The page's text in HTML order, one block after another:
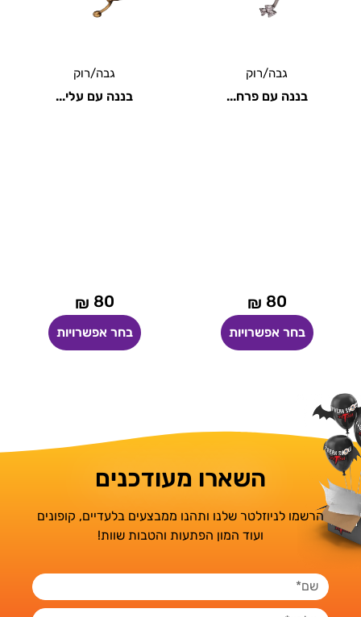
גבה/רוק
בננה עם פרח...
80
₪
בחר אפשרויות
גבה/רוק
בננה עם עלי...
80
₪
בחר אפשרויות
השארו מעודכנים
הרשמו לניוזלטר שלנו ותהנו ממבצעים בלעדיים, קופונים
ועוד המון הפתעות והטבות שוות!